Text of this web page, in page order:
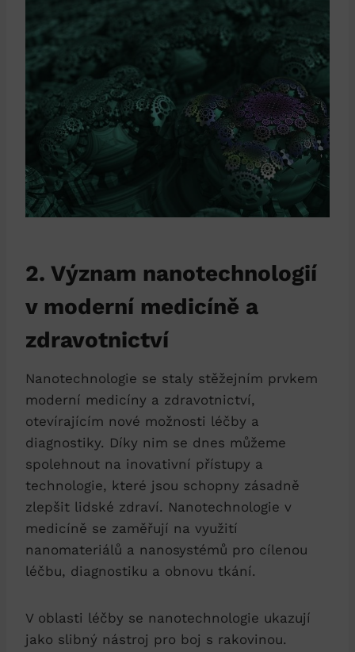
2. Význam nanotechnologií
v moderní medicíně a
zdravotnictví
Nanotechnologie se staly stěžejním prvkem
moderní medicíny a zdravotnictví,
otevírajícím nové možnosti léčby a
diagnostiky. Díky nim se dnes můžeme
spolehnout na inovativní přístupy a
technologie, které jsou schopny zásadně
zlepšit lidské zdraví. Nanotechnologie v
medicíně se zaměřují na využití
nanomateriálů a nanosystémů pro cílenou
léčbu, diagnostiku a obnovu tkání.
V oblasti léčby se nanotechnologie ukazují
jako slibný nástroj pro boj s rakovinou.